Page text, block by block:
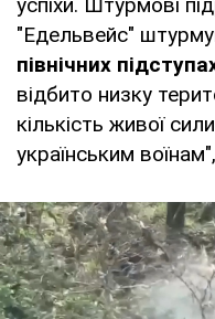
успіхи. Штурмові
"Едельвейс"
північних
відбито низку
кількість живої
українським